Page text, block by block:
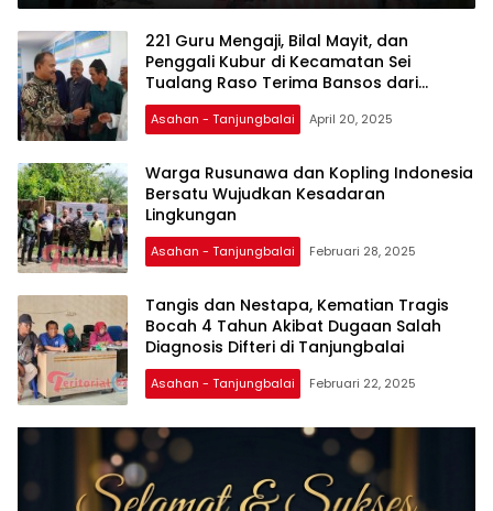
221 Guru Mengaji, Bilal Mayit, dan
Penggali Kubur di Kecamatan Sei
Tualang Raso Terima Bansos dari
Pemko Tanjungbalai
Asahan - Tanjungbalai April 20, 2025
Warga Rusunawa dan Kopling Indonesia
Bersatu Wujudkan Kesadaran
Lingkungan
Asahan - Tanjungbalai Februari 28, 2025
Tangis dan Nestapa, Kematian Tragis
Bocah 4 Tahun Akibat Dugaan Salah
Diagnosis Difteri di Tanjungbalai
Asahan - Tanjungbalai Februari 22, 2025